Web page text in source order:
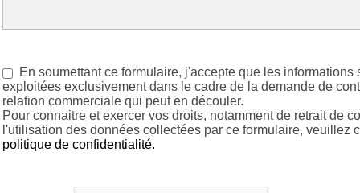
En soumettant ce formulaire, j'accepte que les informations
exploitées exclusivement dans le cadre de la demande de
relation commerciale qui peut en découler.
Pour connaitre et exercer vos droits, notamment de retrait de
l'utilisation des données collectées par ce formulaire, veuillez
politique de confidentialité.